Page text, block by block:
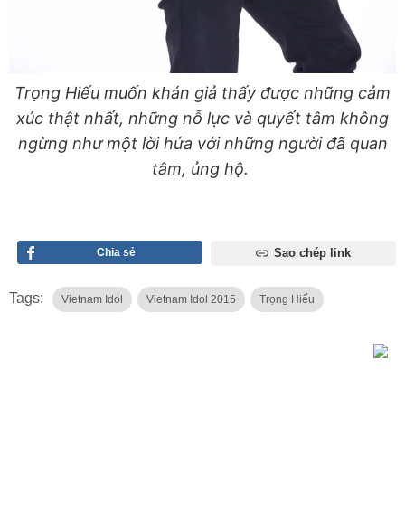
Trọng Hiếu muốn khán giả thấy được những cảm
xúc thật nhất, những nỗ lực và quyết tâm không
ngừng như một lời hứa với những người đã quan
tâm, ủng hộ.
Chia sẻ Sao chép link
Tags: Vietnam Idol Vietnam Idol 2015 Trọng Hiếu